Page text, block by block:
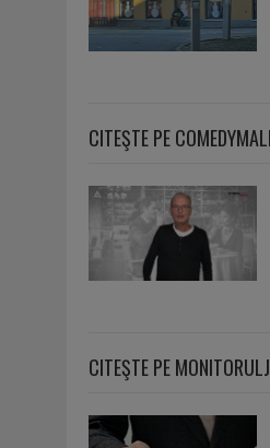
CITEŞTE PE
CITEŞTE PE